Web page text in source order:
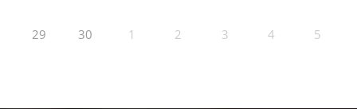
29 30 1 2 3 4 5